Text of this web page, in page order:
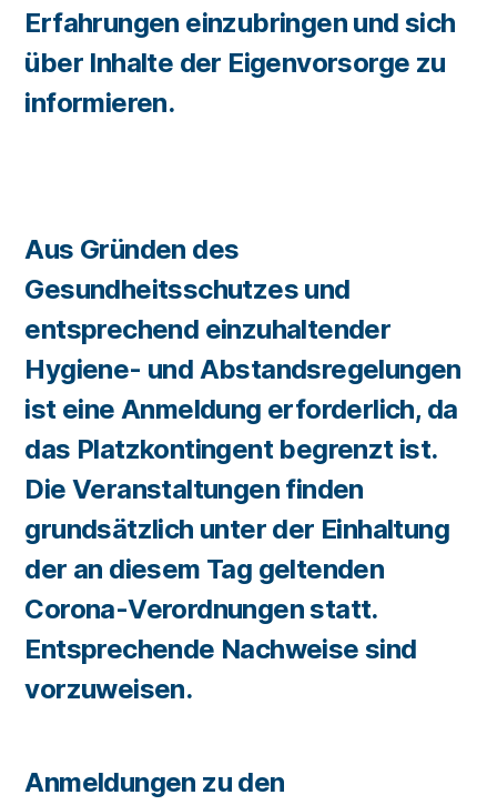
Erfahrungen einzubringen und sich
über Inhalte der Eigenvorsorge zu
informieren.
Aus Gründen des
Gesundheitsschutzes und
entsprechend einzuhaltender
Hygiene- und Abstandsregelungen
ist eine Anmeldung erforderlich, da
das Platzkontingent begrenzt ist.
Die Veranstaltungen finden
grundsätzlich unter der Einhaltung
der an diesem Tag geltenden
Corona-Verordnungen statt.
Entsprechende Nachweise sind
vorzuweisen.
Anmeldungen zu den